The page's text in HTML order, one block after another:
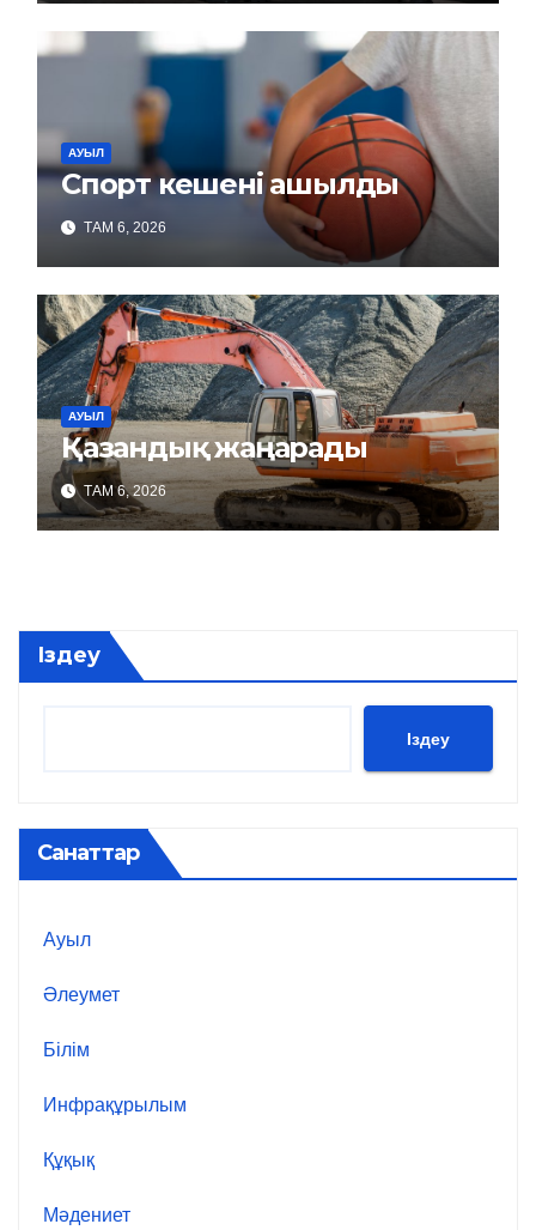
АУЫЛ
Спорт кешені ашылды
ТАМ 6, 2026
АУЫЛ
Қазандық жаңарады
ТАМ 6, 2026
Іздеу
Іздеу
Санаттар
Ауыл
Әлеумет
Білім
Инфрақұрылым
Құқық
Мәдениет